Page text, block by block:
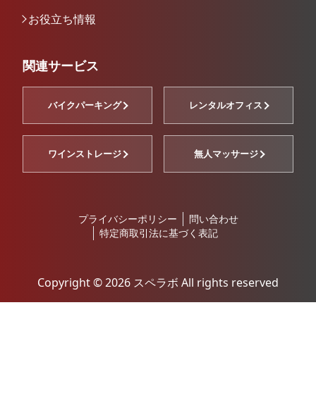
お役立ち情報
関連サービス
バイクパーキング レンタルオフィス
ワインストレージ 無人マッサージ
プライバシーポリシー
問い合わせ
特定商取引法に基づく表記
Copyright ©︎ 2026 スペラボ All rights reserved